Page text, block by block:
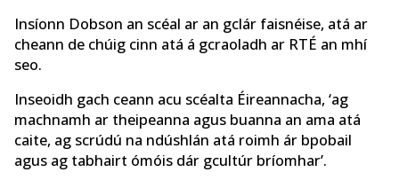
Insíonn Dobson an scéal ar an gclár faisnéise, atá ar
cheann de chúig cinn atá á gcraoladh ar RTÉ an mhí
seo.
Inseoidh gach ceann acu scéalta Éireannacha, ‘ag
machnamh ar theipeanna agus buanna an ama atá
caite, ag scrúdú na ndúshlán atá roimh ár bpobail
agus ag tabhairt ómóis dár gcultúr bríomhar’.